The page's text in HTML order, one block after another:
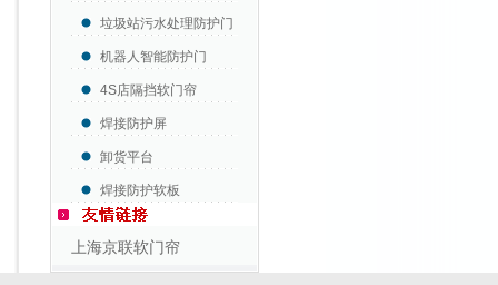
垃圾站污水处理防护门
机器人智能防护门
4S店隔挡软门帘
焊接防护屏
卸货平台
焊接防护软板
上海京联软门帘